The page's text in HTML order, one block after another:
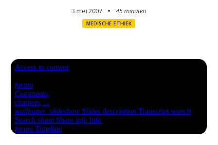
3 mei 2007 45 minuten
MEDISCHE ETHIEK